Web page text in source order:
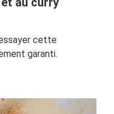
cette
garanti.